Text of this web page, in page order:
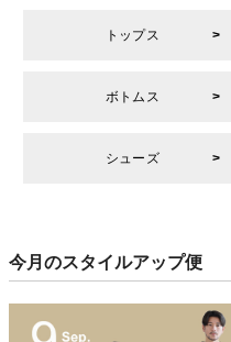
トップス
ボトムス
シューズ
今月のスタイルアップ便